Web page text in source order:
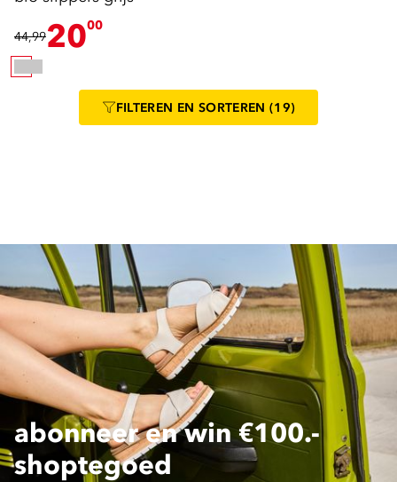
44,992000
FILTEREN EN SORTEREN (19)
abonneer en win €100.-
shoptegoed